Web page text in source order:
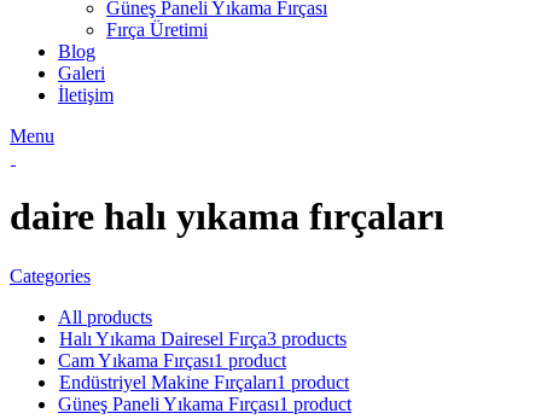
Güneş Paneli Yıkama Fırçası
Fırça Üretimi
Blog
Galeri
İletişim
Menu
daire halı yıkama fırçaları
Categories
All products
Halı Yıkama Dairesel Fırça3 products
Cam Yıkama Fırçası1 product
Endüstriyel Makine Fırçaları1 product
Güneş Paneli Yıkama Fırçası1 product